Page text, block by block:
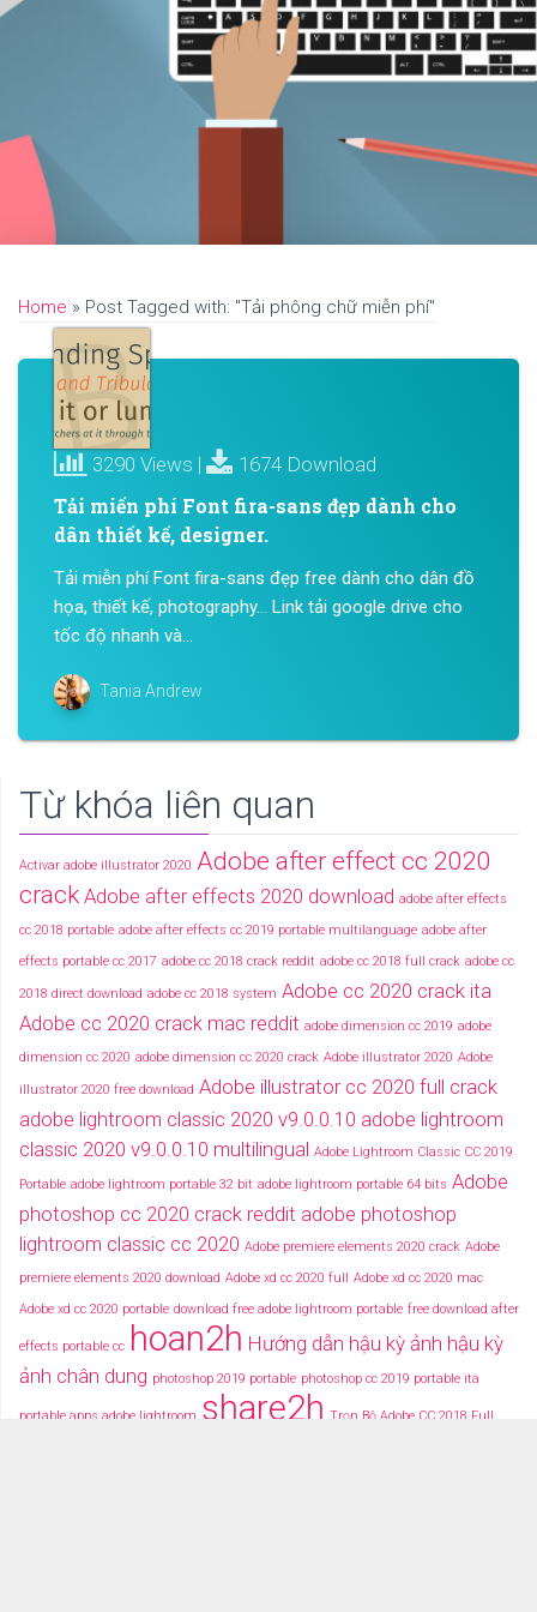
Home » Post Tagged with: "Tải phông chữ miễn phí"
3290 Views | 1674 Download
Tải miến phí Font fira-sans đẹp dành cho
dân thiết kế, designer.
Tải miễn phí Font fira-sans đẹp free dành cho dân đồ
họa, thiết kế, photography… Link tải google drive cho
tốc độ nhanh và...
Tania Andrew
Từ khóa liên quan
Activar adobe illustrator 2020 Adobe after effect cc 2020
crack Adobe after effects 2020 download adobe after effects
cc 2018 portable adobe after effects cc 2019 portable multilanguage adobe after
effects portable cc 2017 adobe cc 2018 crack reddit adobe cc 2018 full crack adobe cc
2018 direct download adobe cc 2018 system Adobe cc 2020 crack ita
Adobe cc 2020 crack mac reddit adobe dimension cc 2019 adobe
dimension cc 2020 adobe dimension cc 2020 crack Adobe illustrator 2020 Adobe
illustrator 2020 free download Adobe illustrator cc 2020 full crack
adobe lightroom classic 2020 v9.0.0.10 adobe lightroom
classic 2020 v9.0.0.10 multilingual Adobe Lightroom Classic CC 2019
Portable adobe lightroom portable 32 bit adobe lightroom portable 64 bits Adobe
photoshop cc 2020 crack reddit adobe photoshop
lightroom classic cc 2020 Adobe premiere elements 2020 crack Adobe
premiere elements 2020 download Adobe xd cc 2020 full
Adobe xd cc 2020 mac
Adobe xd cc 2020 portable download free adobe lightroom portable free download after
effects portable cc hoan2h Hướng dẫn hậu kỳ ảnh hậu kỳ
ảnh chân dung photoshop 2019 portable photoshop cc 2019 portable ita
portable apps adobe lightroom share2h Trọn Bộ Adobe CC 2018 Full